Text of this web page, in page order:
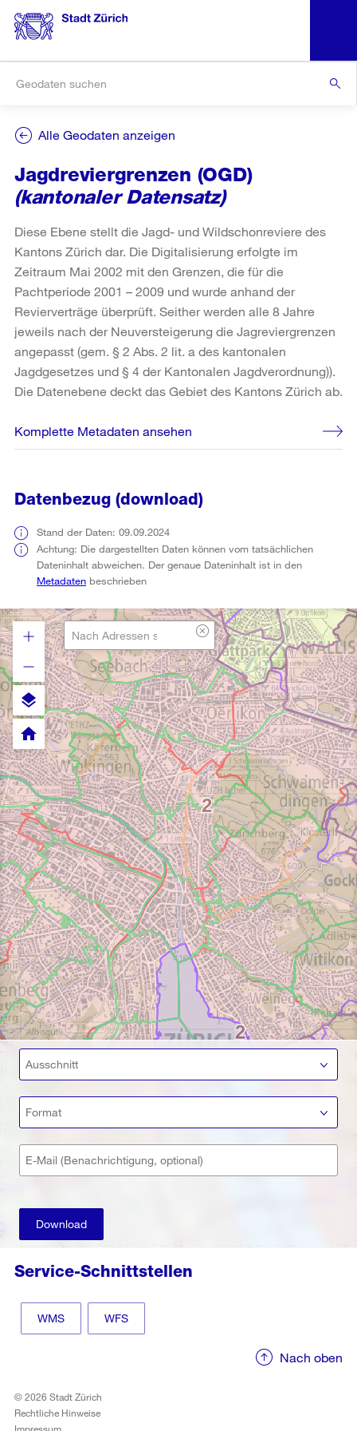
Alle Geodaten anzeigen
Jagdreviergrenzen (OGD)
(kantonaler Datensatz)
Diese Ebene stellt die Jagd- und Wildschonreviere des
Kantons Zürich dar. Die Digitalisierung erfolgte im
Zeitraum Mai 2002 mit den Grenzen, die für die
Pachtperiode 2001 – 2009 und wurde anhand der
Revierverträge überprüft. Seither werden alle 8 Jahre
jeweils nach der Neuversteigerung die Jagreviergrenzen
angepasst (gem. § 2 Abs. 2 lit. a des kantonalen
Jagdgesetzes und § 4 der Kantonalen Jagdverordnung)).
Die Datenebene deckt das Gebiet des Kantons Zürich ab.
Komplette Metadaten ansehen
Datenbezug (download)
Stand der Daten: 09.09.2024
Achtung: Die dargestellten Daten können vom tatsächlichen
Dateninhalt abweichen. Der genaue Dateninhalt ist in den
Metadaten beschrieben
layers
home
Ausschnitt
Format
E-Mail (Benachrichtigung, optional)
Download
Service-Schnittstellen
WMS WFS
Nach oben
© 2026 Stadt Zürich
Rechtliche Hinweise